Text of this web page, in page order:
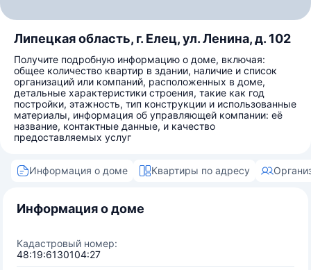
Липецкая область, г. Елец, ул. Ленина, д. 102
Получите подробную информацию о доме, включая:
общее количество квартир в здании, наличие и список
организаций или компаний, расположенных в доме,
детальные характеристики строения, такие как год
постройки, этажность, тип конструкции и использованные
материалы, информация об управляющей компании: её
название, контактные данные, и качество
предоставляемых услуг
Информация о доме Квартиры по адресу
Информация о доме
Кадастровый номер:
48:19:6130104:27